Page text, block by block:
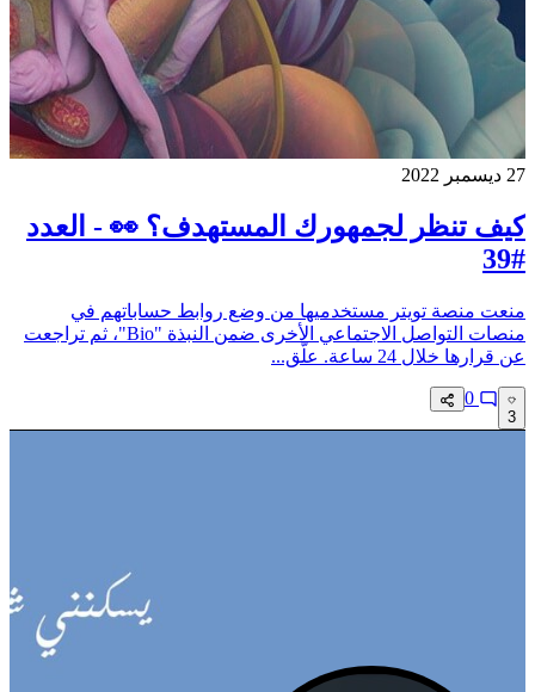
27 ديسمبر 2022
كيف تنظر لجمهورك المستهدف؟ 👀 - العدد
#39
منعت منصة تويتر مستخدميها من وضع روابط حساباتهم في
منصات التواصل الاجتماعي الأخرى ضمن النبذة "Bio"، ثم تراجعت
عن قرارها خلال 24 ساعة. علّق...
3